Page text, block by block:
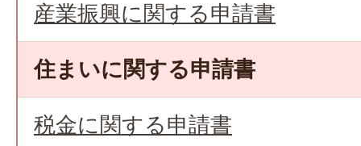
産業振興に関する申請書
住まいに関する申請書
税金に関する申請書